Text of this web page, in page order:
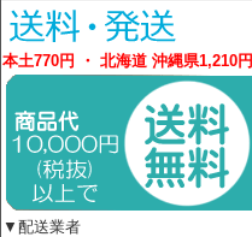
本土770円 ・ 北海道 沖縄県1,210円
▼配送業者